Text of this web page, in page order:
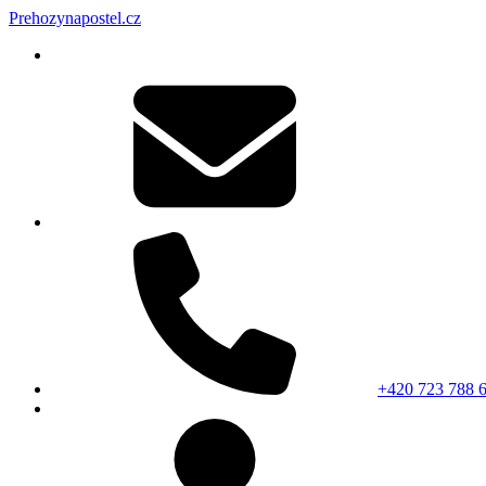
Prehozynapostel.cz
+420 723 788